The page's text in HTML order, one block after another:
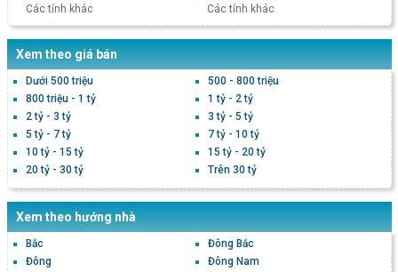
Các tỉnh khác
Các tỉnh khác
Xem theo giá bán
Dưới 500 triệu
500 - 800 triệu
800 triệu - 1 tỷ
1 tỷ - 2 tỷ
2 tỷ - 3 tỷ
3 tỷ - 5 tỷ
5 tỷ - 7 tỷ
7 tỷ - 10 tỷ
10 tỷ - 15 tỷ
15 tỷ - 20 tỷ
20 tỷ - 30 tỷ
Trên 30 tỷ
Xem theo hướng nhà
Bắc
Đông Bắc
Đông
Đông Nam